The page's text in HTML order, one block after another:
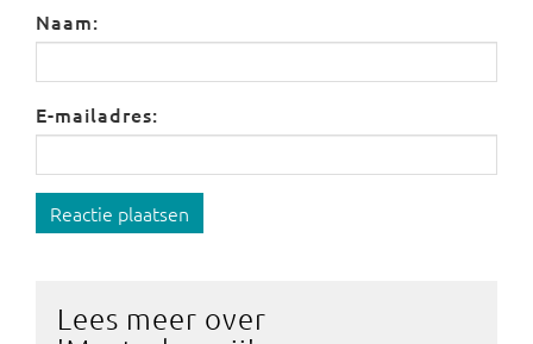
Naam:
E-mailadres:
Reactie plaatsen
Lees meer over